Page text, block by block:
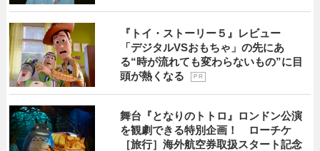
『トイ・ストーリー５』レビュー
「デジタルVSおもちゃ」の先にあ
る“時が流れても変わらないもの”に目
頭が熱くなる
P R
舞台『となりのトトロ』ロンドン公演
を観劇できる特別企画！ ローチケ
［旅行］海外航空券取扱スタート記念